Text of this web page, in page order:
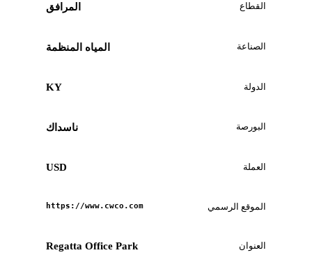
القطاع المرافق
الصناعة المياه المنظمة
الدولة KY
البورصة ناسداك
العملة USD
الموقع الرسمي https://www.cwco.com
العنوان Regatta Office Park